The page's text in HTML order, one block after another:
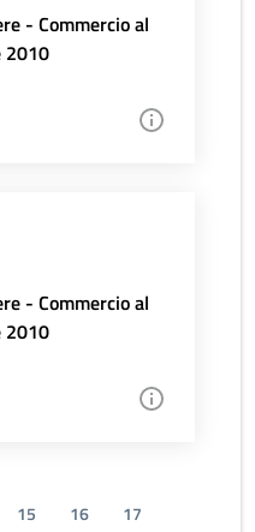
- Commercio al
2010
- Commercio al
2010
15 16
17